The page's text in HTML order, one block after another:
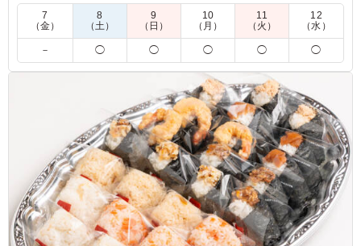
香ばしく焼き上げた人気の焼き鳥2本、甘辛いタレが絶妙な鶏
の照り焼き、コク深い味わいの鶏の西京味噌焼きと、まさに鶏
づくしの豪華なラインナップ。ご飯の上は、風味豊かなきんぴ
らが敷かれ、全体の味を引き立てる名脇役として活躍します。
ひとつの重で何通りもの味わいを楽しめる、見た目も味も贅沢
かつ満足感のあるお弁当です。会議やロケのお食事としても外
株式会社ソニマージュ
味付けがちょうど良く、鶏肉の旨味をしっかり感じられる
お弁当でした。スタッフの中でも「これ当たりだね」と話
している人がいて、幅広い年代に好まれる味だと思いま
す。見た目もきれいで、開けた瞬間から食欲をそそられま
した。
7
（金）
8
（土）
9
（日）
10
（月）
11
（火）
12
（水）
－ ◯ ◯ ◯ ◯ ◯